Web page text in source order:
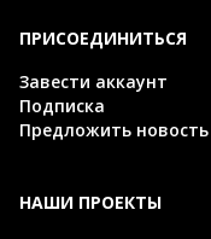
ПРИСОЕДИНИТЬСЯ
Завести аккаунт
Подписка
Предложить новость
НАШИ ПРОЕКТЫ